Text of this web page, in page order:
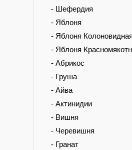
- Шефердия
- Яблоня
- Яблоня Колоновидная
- Яблоня
- Абрикос
- Груша
- Айва
- Актинидии
- Вишня
- Черевишня
- Гранат